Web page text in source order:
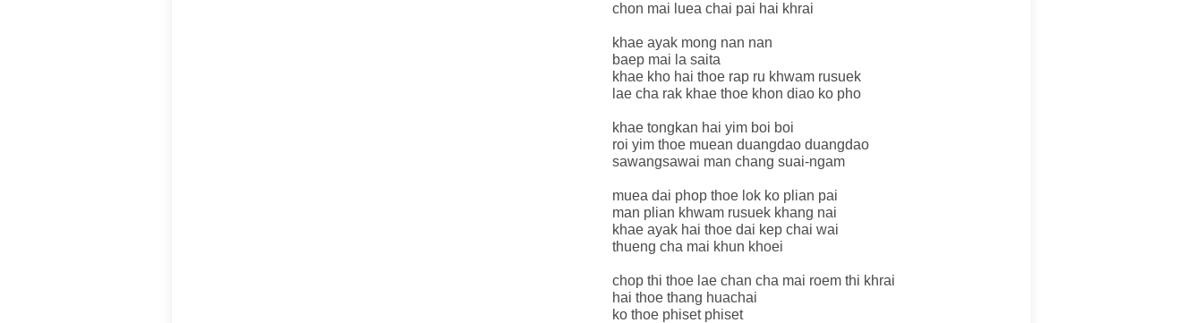
chon mai luea chai pai hai khrai
khae ayak mong nan nan
baep mai la saita
khae kho hai thoe rap ru khwam rusuek
lae cha rak khae thoe khon diao ko pho
khae tongkan hai yim boi boi
roi yim thoe muean duangdao duangdao
sawangsawai man chang suai-ngam
muea dai phop thoe lok ko plian pai
man plian khwam rusuek khang nai
khae ayak hai thoe dai kep chai wai
thueng cha mai khun khoei
chop thi thoe lae chan cha mai roem thi khrai
hai thoe thang huachai
ko thoe phiset phiset